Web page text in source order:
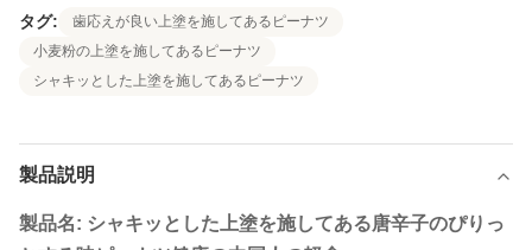
タグ:
歯応えが良い上塗を施してあるピーナツ
小麦粉の上塗を施してあるピーナツ
シャキッとした上塗を施してあるピーナツ
製品説明
製品名: シャキッとした上塗を施してある唐辛子のぴりっ